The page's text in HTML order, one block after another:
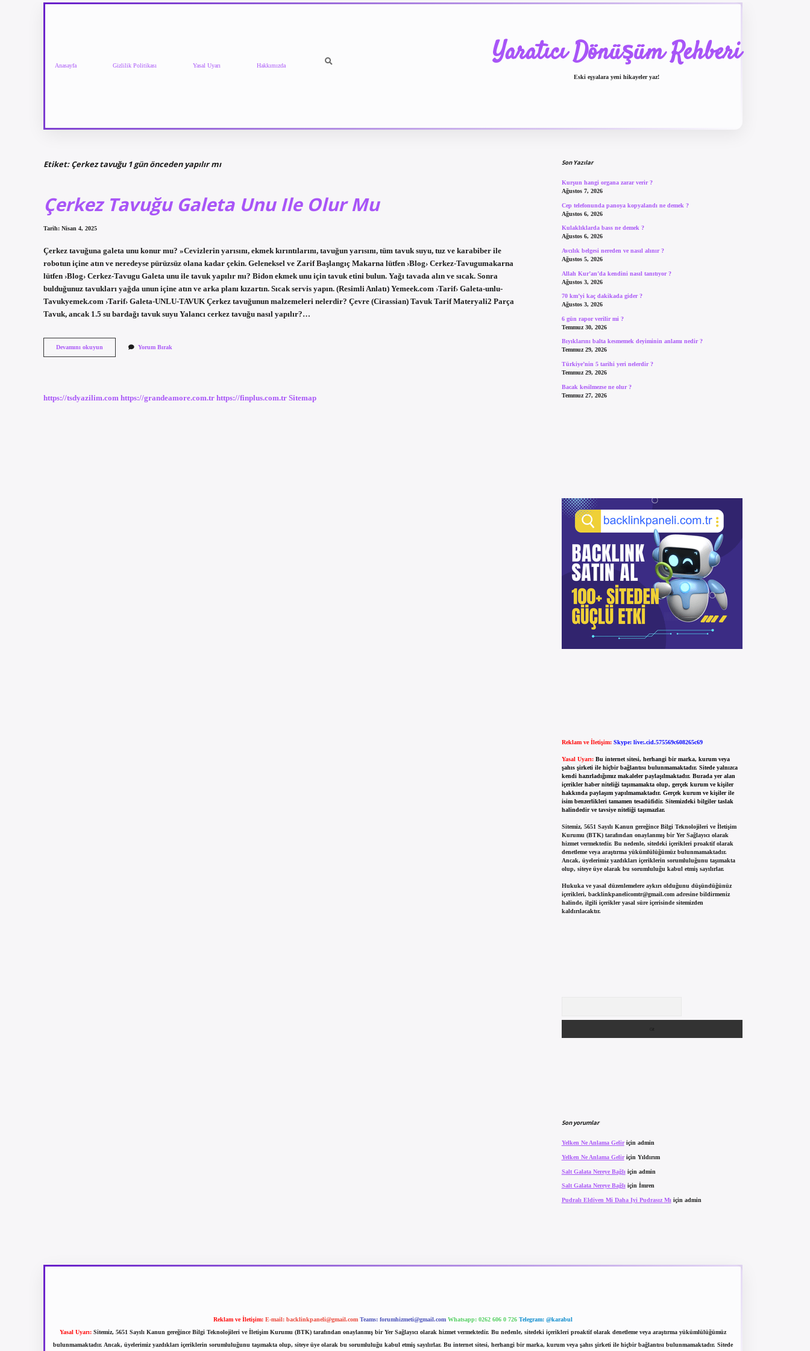
Anasayfa Gizlilik Politikası Yasal Uyarı Hakkımızda Yaratıcı Dönüşüm Rehberi
Eski eşyalara yeni hikayeler yaz!
Etiket:Çerkez tavuğu 1 gün önceden yapılır mı
Çerkez Tavuğu Galeta Unu Ile Olur Mu
Tarih: Nisan 4, 2025
Çerkez tavuğuna galeta unu konur mu? »Cevizlerin yarısını, ekmek kırıntılarını, tavuğun yarısını, tüm tavuk suyu, tuz ve karabiber ile
robotun içine atın ve neredeyse pürüzsüz olana kadar çekin. Geleneksel ve Zarif Başlangıç ​​Makarna lütfen ›Blog› Cerkez-Tavugumakarna
lütfen ›Blog› Cerkez-Tavugu Galeta unu ile tavuk yapılır mı? Bidon ekmek unu için tavuk etini bulun. Yağı tavada alın ve sıcak. Sonra
bulduğunuz tavukları yağda unun içine atın ve arka planı kızartın. Sıcak servis yapın. (Resimli Anlatı) Yemeek.com ›Tarif› Galeta-unlu-
Tavukyemek.com ›Tarif› Galeta-UNLU-TAVUK Çerkez tavuğunun malzemeleri nelerdir? Çevre (Cirassian) Tavuk Tarif Materyali2 Parça
Tavuk, ancak 1.5 su bardağı tavuk suyu Yalancı cerkez tavuğu nasıl yapılır?…
Devamını okuyun
Tavuğu
Mu
Yorum Bırak
https://tsdyazilim.com https://grandeamore.com.tr https://finplus.com.tr Sitemap
Son Yazılar
Kurşun hangi organa zarar verir ?
Ağustos 7, 2026
Cep telefonunda panoya kopyalandı ne demek ?
Ağustos 6, 2026
Kulaklıklarda bass ne demek ?
Ağustos 6, 2026
Avcılık belgesi nereden ve nasıl alınır ?
Ağustos 5, 2026
Allah Kur’an’da kendini nasıl tanıtıyor ?
Ağustos 3, 2026
70 km’yi kaç dakikada gider ?
Ağustos 3, 2026
6 gün rapor verilir mi ?
Temmuz 30, 2026
Bıyıklarını balta kesmemek deyiminin anlamı nedir ?
Temmuz 29, 2026
Türkiye’nin 5 tarihi yeri nelerdir ?
Temmuz 29, 2026
Bacak kesilmezse ne olur ?
Temmuz 27, 2026
Reklam ve İletişim: Skype: live:.cid.575569c608265c69
Yasal Uyarı: Bu internet sitesi, herhangi bir marka, kurum veya
şahıs şirketi ile hiçbir bağlantısı bulunmamaktadır. Sitede yalnızca
kendi hazırladığımız makaleler paylaşılmaktadır. Burada yer alan
içerikler haber niteliği taşımamakta olup, gerçek kurum ve kişiler
hakkında paylaşım yapılmamaktadır. Gerçek kurum ve kişiler ile
isim benzerlikleri tamamen tesadüfidir. Sitemizdeki bilgiler taslak
halindedir ve tavsiye niteliği taşımazlar.
Sitemiz, 5651 Sayılı Kanun gereğince Bilgi Teknolojileri ve İletişim
Kurumu (BTK) tarafından onaylanmış bir Yer Sağlayıcı olarak
hizmet vermektedir. Bu nedenle, sitedeki içerikleri proaktif olarak
denetleme veya araştırma yükümlülüğümüz bulunmamaktadır.
Ancak, üyelerimiz yazdıkları içeriklerin sorumluluğunu taşımakta
olup, siteye üye olarak bu sorumluluğu kabul etmiş sayılırlar.
Hukuka ve yasal düzenlemelere aykırı olduğunu düşündüğünüz
içerikleri, backlinkpanelicomtr@gmail.comadresine bildirmeniz
halinde, ilgili içerikler yasal süre içerisinde sitemizden
kaldırılacaktır.
Son yorumlar
Yelken Ne Anlama Geliriçin admin
Yelken Ne Anlama Geliriçin Yıldırım
Salt Galata Nereye Bağlı için admin
Salt Galata Nereye Bağlı için İmren
Pudralı Eldiven Mi Daha Iyi Pudrasız Mı için admin
Reklam ve İletişim: E-mail: backlinkpaneli@gmail.com Teams: forumhizmeti@gmail.com Whatsapp: 0262 606 0 726 Telegram: @karabul
Yasal Uyarı: Sitemiz, 5651 Sayılı Kanun gereğince Bilgi Teknolojileri ve İletişim Kurumu (BTK) tarafından onaylanmış bir Yer Sağlayıcı olarak hizmet vermektedir. Bu nedenle, sitedeki içerikleri proaktif olarak denetleme veya araştırma yükümlülüğümüz
bulunmamaktadır. Ancak, üyelerimiz yazdıkları içeriklerin sorumluluğunu taşımakta olup, siteye üye olarak bu sorumluluğu kabul etmiş sayılırlar. Bu internet sitesi, herhangi bir marka, kurum veya şahıs şirketi ile hiçbir bağlantısı bulunmamaktadır. Sitede